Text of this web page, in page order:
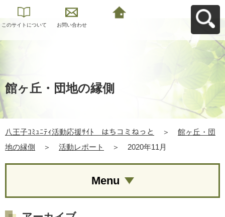
このサイトについて お問い合わせ
館ヶ丘・団地の縁側
八王子ｺﾐｭﾆﾃｨ活動応援ｻｲﾄ はちコミねっと ＞
館ヶ丘・団
地の縁側
＞ 活動レポート ＞ 2020年11月
Menu